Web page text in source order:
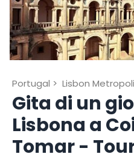
Portugal > Lisbon
Gita di un
Lisbona a
Tomar -